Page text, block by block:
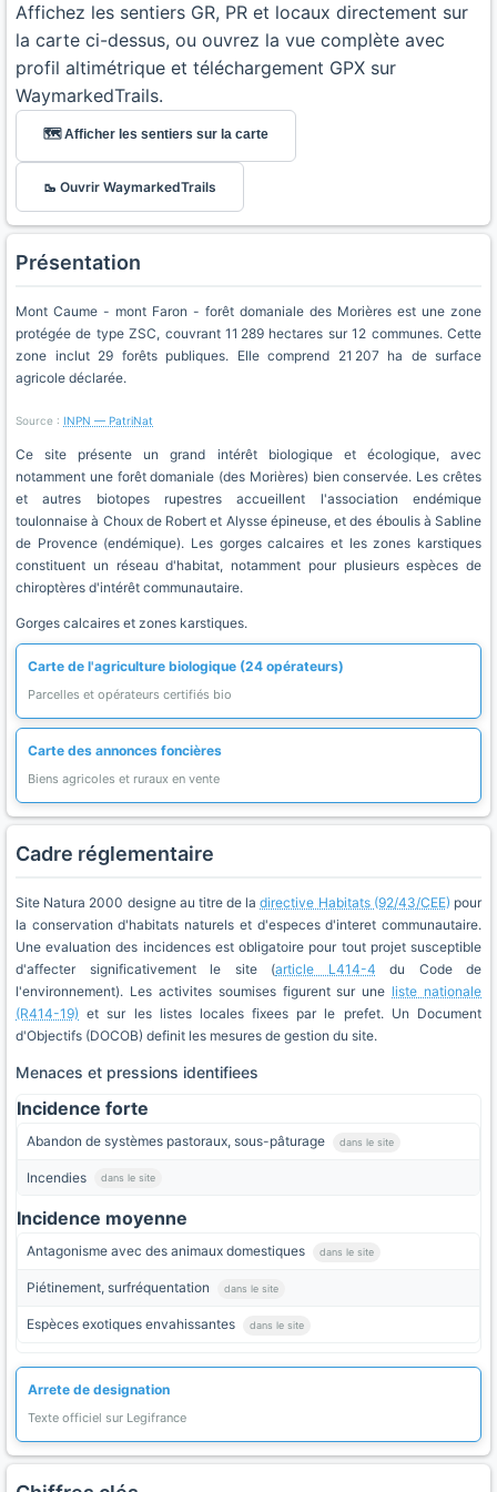
Affichez les sentiers GR, PR et locaux directement sur
la carte ci-dessus, ou ouvrez la vue complète avec
profil altimétrique et téléchargement GPX sur
WaymarkedTrails.
🗺️ Afficher les sentiers sur la carte
🥾 Ouvrir WaymarkedTrails
Présentation
Mont Caume - mont Faron - forêt domaniale des Morières est une zone
protégée de type ZSC, couvrant 11 289 hectares sur 12 communes. Cette
zone inclut 29 forêts publiques. Elle comprend 21 207 ha de surface
agricole déclarée.
Source : INPN — PatriNat
Ce site présente un grand intérêt biologique et écologique, avec
notamment une forêt domaniale (des Morières) bien conservée. Les crêtes
et autres biotopes rupestres accueillent l'association endémique
toulonnaise à Choux de Robert et Alysse épineuse, et des éboulis à Sabline
de Provence (endémique). Les gorges calcaires et les zones karstiques
constituent un réseau d'habitat, notamment pour plusieurs espèces de
chiroptères d'intérêt communautaire.
Gorges calcaires et zones karstiques.
Carte de l'agriculture biologique (24 opérateurs)
Parcelles et opérateurs certifiés bio
Carte des annonces foncières
Biens agricoles et ruraux en vente
Cadre réglementaire
Site Natura 2000 designe au titre de ladirective Habitats (92/43/CEE) pour
la conservation d'habitats naturels et d'especes d'interet communautaire.
Une evaluation des incidences est obligatoire pour tout projet susceptible
d'affecter significativement le site (article L414-4 du Code de
l'environnement). Les activites soumises figurent sur une liste nationale
(R414-19) et sur les listes locales fixees par le prefet. Un Document
d'Objectifs (DOCOB) definit les mesures de gestion du site.
Menaces et pressions identifiees
Incidence forte
Abandon de systèmes pastoraux, sous-pâturage dans le site
Incendies dans le site
Incidence moyenne
Antagonisme avec des animaux domestiques dans le site
Piétinement, surfréquentation dans le site
Espèces exotiques envahissantes dans le site
Arrete de designation
Texte officiel sur Legifrance